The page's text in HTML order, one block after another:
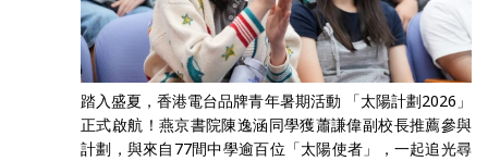
踏入盛夏，香港電台品牌青年暑期活動 「太陽計劃2026」
正式啟航！燕京書院陳逸涵同學獲蕭謙偉副校長推薦參與
計劃，與來自77間中學逾百位「太陽使者」，一起追光尋